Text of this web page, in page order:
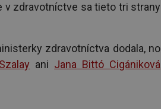
v zdravotníctve sa tieto tri strany
zdravotníctva dodala, no
ani Jana Bittó Cigániková